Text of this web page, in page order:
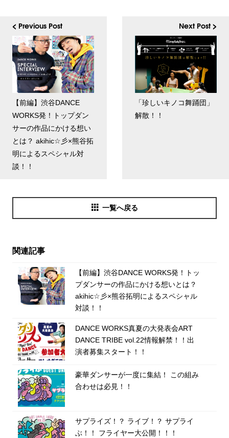
< Previous Post
【前編】渋谷DANCE
WORKS発！トップダン
サーの作品にかける想い
とは？ akihic☆彡×熊谷拓
明によるスペシャル対
談！！
Next Post >
「珍しいキノコ舞踊団」
解散！！
一覧へ戻る
関連記事
【前編】渋谷DANCE WORKS発！トッ
プダンサーの作品にかける想いとは？
akihic☆彡×熊谷拓明によるスペシャル
対談！！
DANCE WORKS真夏の大発表会ART
DANCE TRIBE vol.22情報解禁！！出
演者募集スタート！！
豪華ダンサーが一度に集結！ この組み
合わせは必見！！
サプライズ！？ ライブ！？ サプライ
ぶ！！ フライヤー大公開！！！